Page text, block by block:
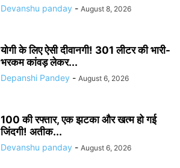
Devanshu panday - August 8, 2026
योगी के लिए ऐसी दीवानगी! 301 लीटर की भारी-
भरकम कांवड़ लेकर...
Depanshi Pandey - August 6, 2026
100 की रफ्तार, एक झटका और खत्म हो गई
जिंदगी! अतीक...
Devanshu panday - August 6, 2026